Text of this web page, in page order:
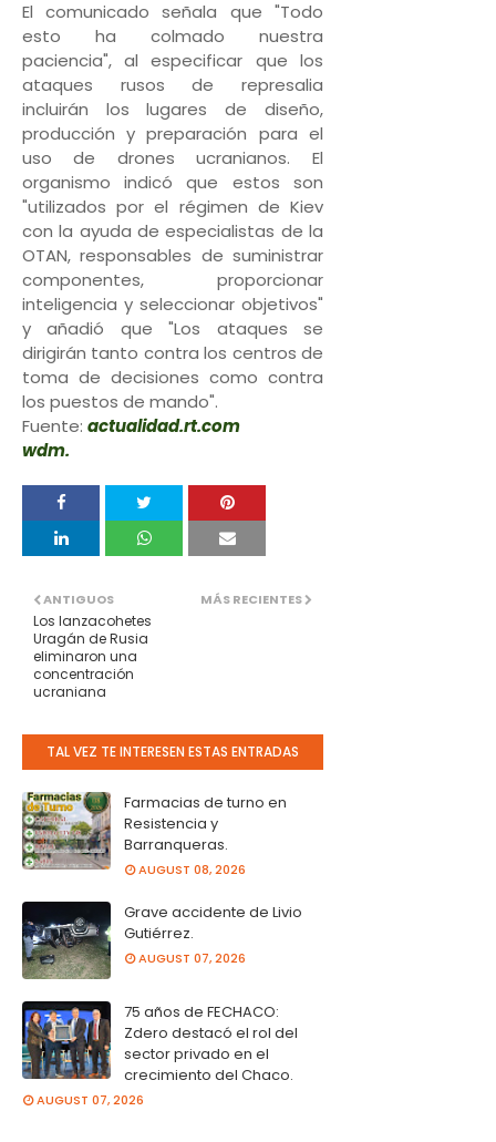
El comunicado señala que "Todo
esto ha colmado nuestra
paciencia", al especificar que los
ataques rusos de represalia
incluirán los lugares de diseño,
producción y preparación para el
uso de drones ucranianos. El
organismo indicó que estos son
"utilizados por el régimen de Kiev
con la ayuda de especialistas de la
OTAN, responsables de suministrar
componentes, proporcionar
inteligencia y seleccionar objetivos"
y añadió que "Los ataques se
dirigirán tanto contra los centros de
toma de decisiones como contra
los puestos de mando".
Fuente: actualidad.rt.com
wdm.
MÁS RECIENTES
ANTIGUOS
Los lanzacohetes
Uragán de Rusia
eliminaron una
concentración
ucraniana
TAL VEZ TE INTERESEN ESTAS ENTRADAS
Farmacias de turno en
Resistencia y
Barranqueras.
AUGUST 08, 2026
Grave accidente de Livio
Gutiérrez.
AUGUST 07, 2026
75 años de FECHACO:
Zdero destacó el rol del
sector privado en el
crecimiento del Chaco.
AUGUST 07, 2026